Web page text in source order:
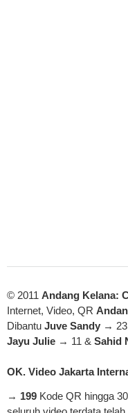
© 2011 Andang Kelana:
Internet, Video, QR
Dibantu Juve Sandy →
Jayu Julie → 11 & Sahid
OK. Video Jakarta
→ 199 Kode QR hingga